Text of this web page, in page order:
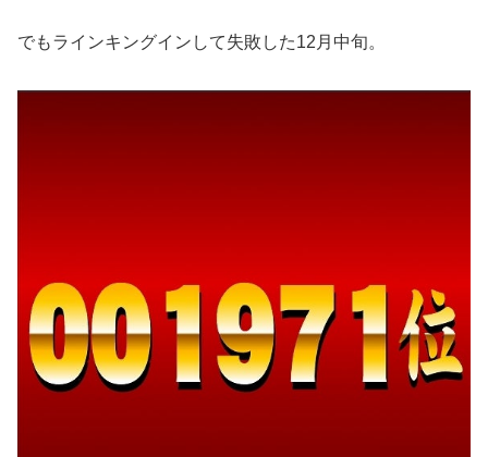
でもラインキングインして失敗した12月中旬。